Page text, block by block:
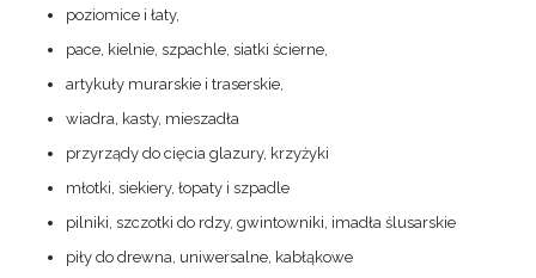
poziomice i łaty,
pace, kielnie, szpachle, siatki ścierne,
artykuły murarskie i traserskie,
wiadra, kasty, mieszadła
przyrządy do cięcia glazury, krzyżyki
młotki, siekiery, łopaty i szpadle
pilniki, szczotki do rdzy, gwintowniki, imadła ślusarskie
piły do drewna, uniwersalne, kabłąkowe